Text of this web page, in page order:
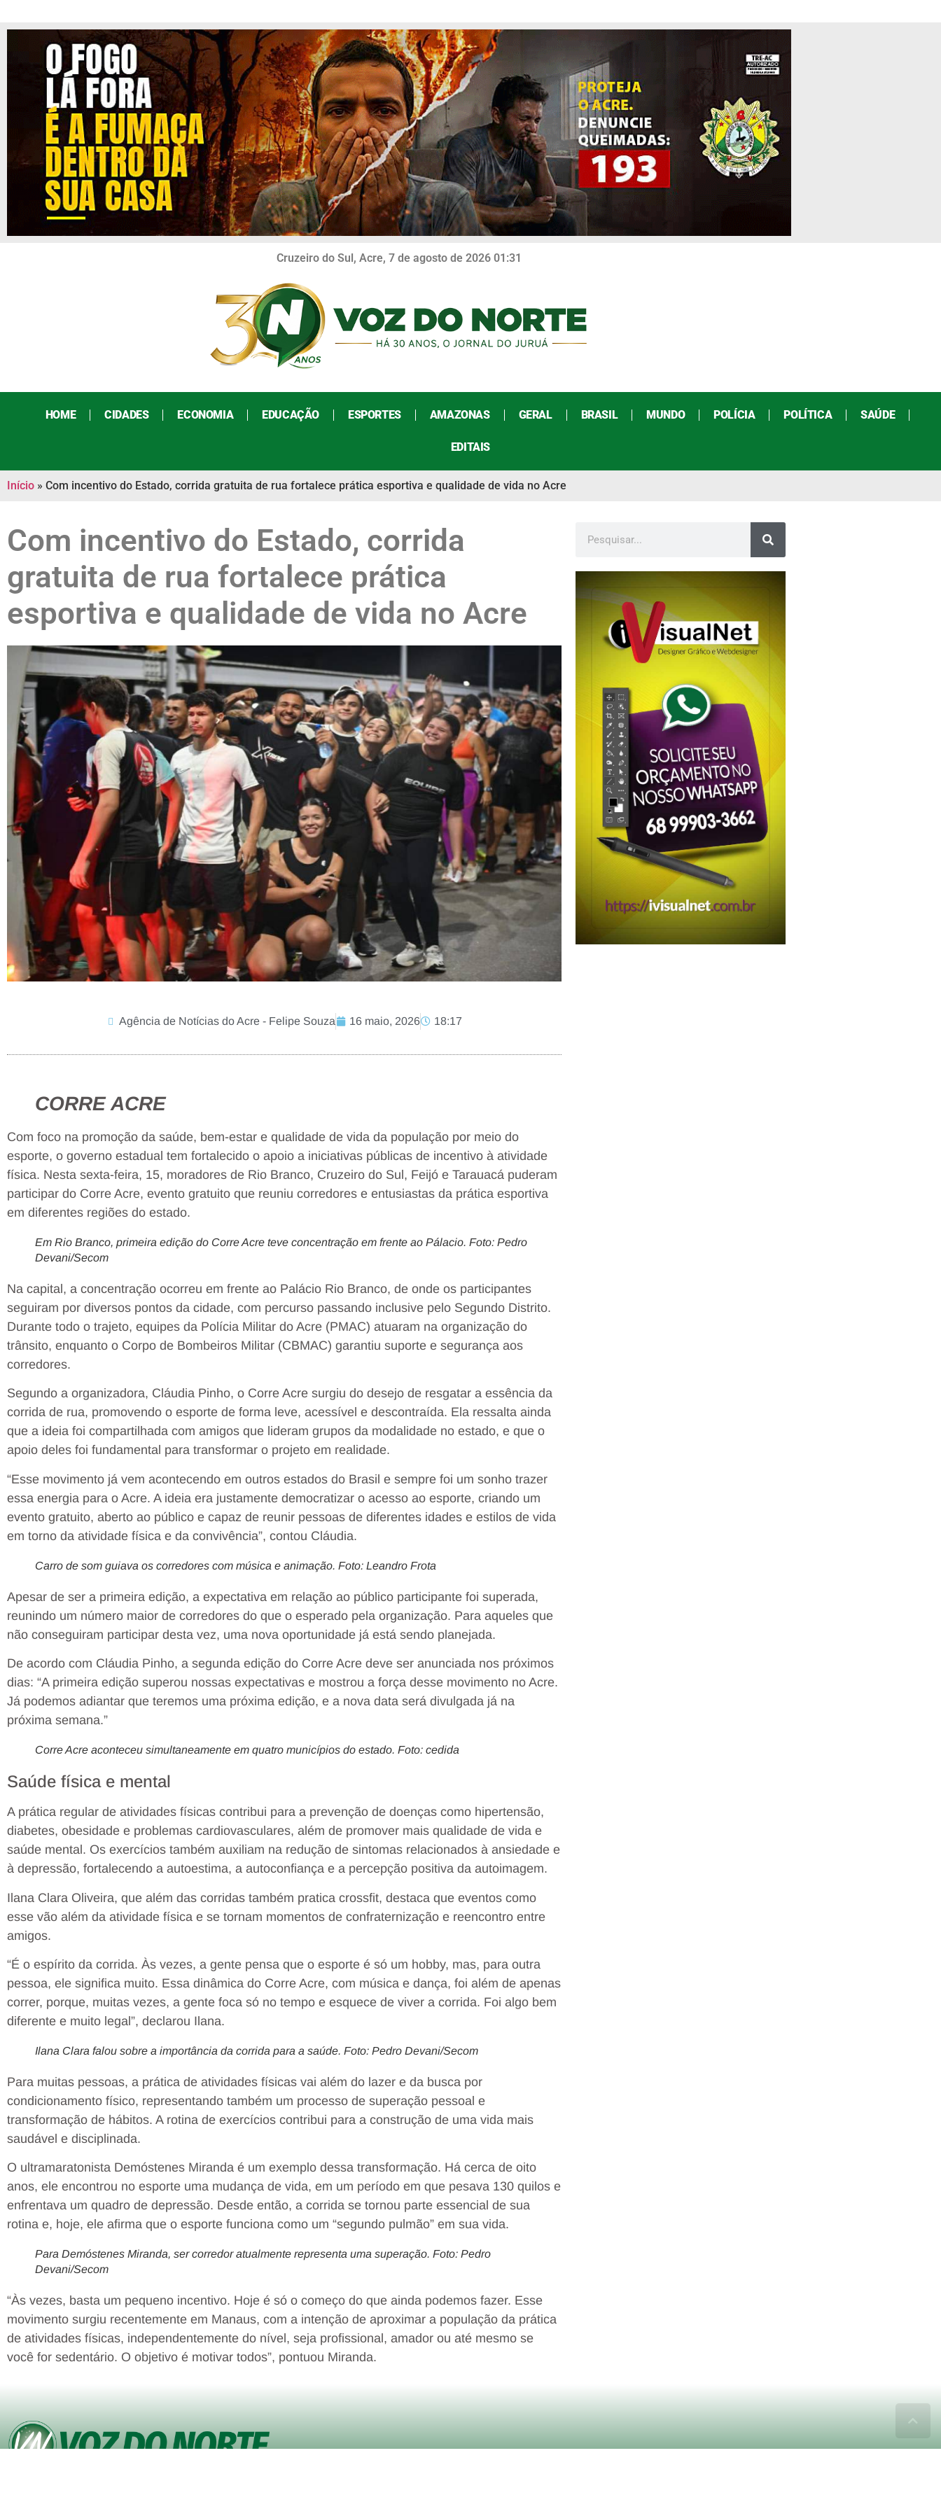
Cruzeiro do Sul, Acre, 7 de agosto de 2026 01:31
HOME CIDADES ECONOMIA EDUCAÇÃO ESPORTES AMAZONAS GERAL BRASIL MUNDO POLÍCIA POLÍTICA SAÚDE
EDITAIS
Início » Com incentivo do Estado, corrida gratuita de rua fortalece prática esportiva e qualidade de vida no Acre
Com incentivo do Estado, corrida
gratuita de rua fortalece prática
esportiva e qualidade de vida no Acre
Agência de Notícias do Acre - Felipe Souza 16 maio, 2026 18:17
CORRE ACRE
Com foco na promoção da saúde, bem-estar e qualidade de vida da população por meio do
esporte, o governo estadual tem fortalecido o apoio a iniciativas públicas de incentivo à atividade
física. Nesta sexta-feira, 15, moradores de Rio Branco, Cruzeiro do Sul, Feijó e Tarauacá puderam
participar do Corre Acre, evento gratuito que reuniu corredores e entusiastas da prática esportiva
em diferentes regiões do estado.
Em Rio Branco, primeira edição do Corre Acre teve concentração em frente ao Pálacio. Foto: Pedro
Devani/Secom
Na capital, a concentração ocorreu em frente ao Palácio Rio Branco, de onde os participantes
seguiram por diversos pontos da cidade, com percurso passando inclusive pelo Segundo Distrito.
Durante todo o trajeto, equipes da Polícia Militar do Acre (PMAC) atuaram na organização do
trânsito, enquanto o Corpo de Bombeiros Militar (CBMAC) garantiu suporte e segurança aos
corredores.
Segundo a organizadora, Cláudia Pinho, o Corre Acre surgiu do desejo de resgatar a essência da
corrida de rua, promovendo o esporte de forma leve, acessível e descontraída. Ela ressalta ainda
que a ideia foi compartilhada com amigos que lideram grupos da modalidade no estado, e que o
apoio deles foi fundamental para transformar o projeto em realidade.
“Esse movimento já vem acontecendo em outros estados do Brasil e sempre foi um sonho trazer
essa energia para o Acre. A ideia era justamente democratizar o acesso ao esporte, criando um
evento gratuito, aberto ao público e capaz de reunir pessoas de diferentes idades e estilos de vida
em torno da atividade física e da convivência”, contou Cláudia.
Carro de som guiava os corredores com música e animação. Foto: Leandro Frota
Apesar de ser a primeira edição, a expectativa em relação ao público participante foi superada,
reunindo um número maior de corredores do que o esperado pela organização. Para aqueles que
não conseguiram participar desta vez, uma nova oportunidade já está sendo planejada.
De acordo com Cláudia Pinho, a segunda edição do Corre Acre deve ser anunciada nos próximos
dias: “A primeira edição superou nossas expectativas e mostrou a força desse movimento no Acre.
Já podemos adiantar que teremos uma próxima edição, e a nova data será divulgada já na
próxima semana.”
Corre Acre aconteceu simultaneamente em quatro municípios do estado. Foto: cedida
Saúde física e mental
A prática regular de atividades físicas contribui para a prevenção de doenças como hipertensão,
diabetes, obesidade e problemas cardiovasculares, além de promover mais qualidade de vida e
saúde mental. Os exercícios também auxiliam na redução de sintomas relacionados à ansiedade e
à depressão, fortalecendo a autoestima, a autoconfiança e a percepção positiva da autoimagem.
Ilana Clara Oliveira, que além das corridas também pratica crossfit, destaca que eventos como
esse vão além da atividade física e se tornam momentos de confraternização e reencontro entre
amigos.
“É o espírito da corrida. Às vezes, a gente pensa que o esporte é só um hobby, mas, para outra
pessoa, ele significa muito. Essa dinâmica do Corre Acre, com música e dança, foi além de apenas
correr, porque, muitas vezes, a gente foca só no tempo e esquece de viver a corrida. Foi algo bem
diferente e muito legal”, declarou Ilana.
Ilana Clara falou sobre a importância da corrida para a saúde. Foto: Pedro Devani/Secom
Para muitas pessoas, a prática de atividades físicas vai além do lazer e da busca por
condicionamento físico, representando também um processo de superação pessoal e
transformação de hábitos. A rotina de exercícios contribui para a construção de uma vida mais
saudável e disciplinada.
O ultramaratonista Demóstenes Miranda é um exemplo dessa transformação. Há cerca de oito
anos, ele encontrou no esporte uma mudança de vida, em um período em que pesava 130 quilos e
enfrentava um quadro de depressão. Desde então, a corrida se tornou parte essencial de sua
rotina e, hoje, ele afirma que o esporte funciona como um “segundo pulmão” em sua vida.
Para Demóstenes Miranda, ser corredor atualmente representa uma superação. Foto: Pedro
Devani/Secom
“Às vezes, basta um pequeno incentivo. Hoje é só o começo do que ainda podemos fazer. Esse
movimento surgiu recentemente em Manaus, com a intenção de aproximar a população da prática
de atividades físicas, independentemente do nível, seja profissional, amador ou até mesmo se
você for sedentário. O objetivo é motivar todos”, pontuou Miranda.